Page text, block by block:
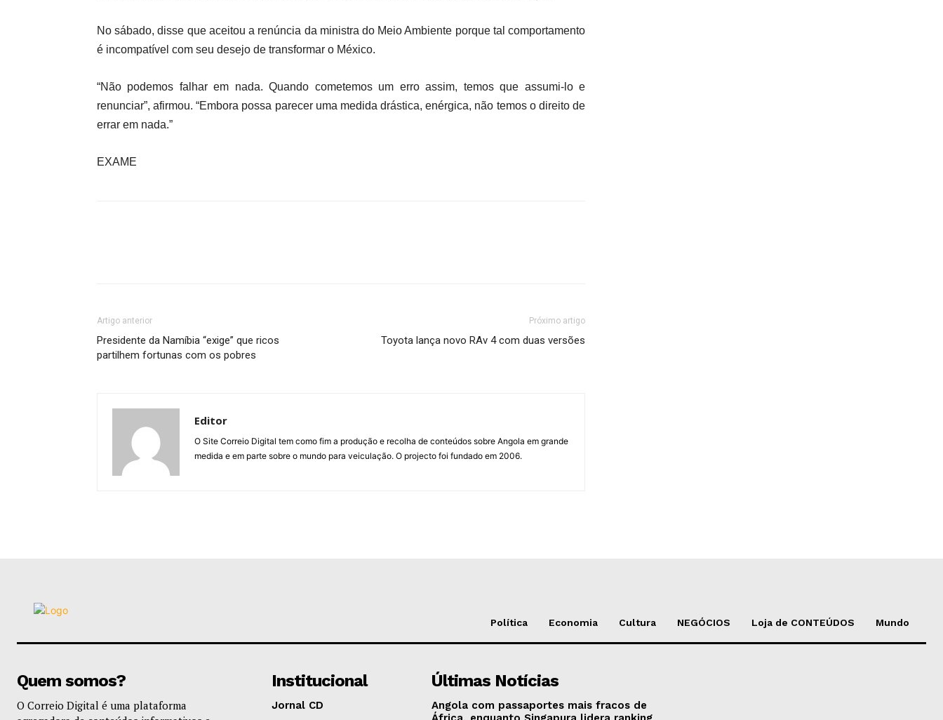
No sábado, disse que aceitou a renúncia da ministra do Meio Ambiente porque tal comportamento
é incompatível com seu desejo de transformar o México.
“Não podemos falhar em nada. Quando cometemos um erro assim, temos que assumi-lo e
renunciar”, afirmou. “Embora possa parecer uma medida drástica, enérgica, não temos o direito de
errar em nada.”
EXAME
Artigo anterior
Presidente da Namíbia “exige” que ricos
partilhem fortunas com os pobres
Próximo artigo
Toyota lança novo RAv 4 com duas versões
Editor
O Site Correio Digital tem como fim a produção e recolha de conteúdos sobre Angola em grande
medida e em parte sobre o mundo para veiculação. O projecto foi fundado em 2006.
Política Economia Cultura NEGÓCIOS Loja de CONTEÚDOS Mundo
Quem somos?
O Correio Digital é uma plataforma
Institucional
Jornal CD
Últimas Notícias
Angola com passaportes mais fracos de